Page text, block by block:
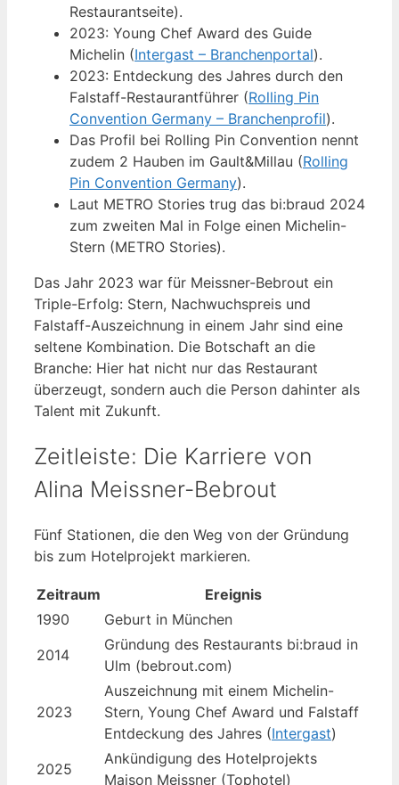
Restaurantseite).
2023: Young Chef Award des Guide
Michelin (Intergast – Branchenportal).
2023: Entdeckung des Jahres durch den
Falstaff-Restaurantführer (Rolling Pin
Convention Germany – Branchenprofil).
Das Profil bei Rolling Pin Convention nennt
zudem 2 Hauben im Gault&Millau (Rolling
Pin Convention Germany).
Laut METRO Stories trug das bi:braud 2024
zum zweiten Mal in Folge einen Michelin-
Stern (METRO Stories).
Das Jahr 2023 war für Meissner-Bebrout ein
Triple-Erfolg: Stern, Nachwuchspreis und
Falstaff-Auszeichnung in einem Jahr sind eine
seltene Kombination. Die Botschaft an die
Branche: Hier hat nicht nur das Restaurant
überzeugt, sondern auch die Person dahinter als
Talent mit Zukunft.
Zeitleiste: Die Karriere von
Alina Meissner-Bebrout
Fünf Stationen, die den Weg von der Gründung
bis zum Hotelprojekt markieren.
Zeitraum
Ereignis
1990
Geburt in München
2014
Gründung des Restaurants bi:braud in
Ulm (bebrout.com)
2023
Auszeichnung mit einem Michelin-
Stern, Young Chef Award und Falstaff
Entdeckung des Jahres (Intergast)
2025
Ankündigung des Hotelprojekts
Maison Meissner (Tophotel)